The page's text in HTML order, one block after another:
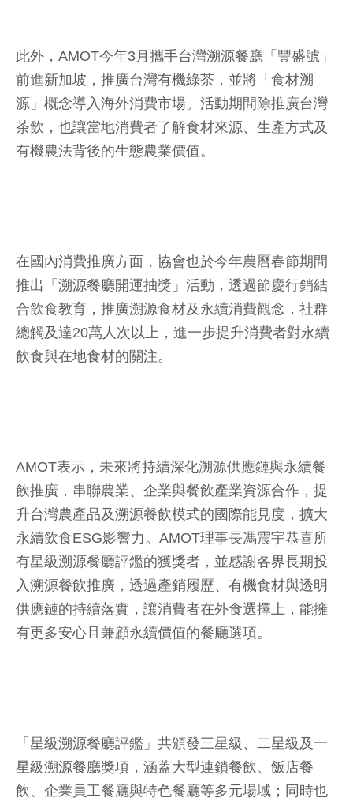
此外，AMOT今年3月攜手台灣溯源餐廳「豐盛號」
前進新加坡，推廣台灣有機綠茶，並將「食材溯
源」概念導入海外消費市場。活動期間除推廣台灣
茶飲，也讓當地消費者了解食材來源、生產方式及
有機農法背後的生態農業價值。
在國內消費推廣方面，協會也於今年農曆春節期間
推出「溯源餐廳開運抽獎」活動，透過節慶行銷結
合飲食教育，推廣溯源食材及永續消費觀念，社群
總觸及達20萬人次以上，進一步提升消費者對永續
飲食與在地食材的關注。
AMOT表示，未來將持續深化溯源供應鏈與永續餐
飲推廣，串聯農業、企業與餐飲產業資源合作，提
升台灣農產品及溯源餐飲模式的國際能見度，擴大
永續飲食ESG影響力。AMOT理事長馮震宇恭喜所
有星級溯源餐廳評鑑的獲獎者，並感謝各界長期投
入溯源餐飲推廣，透過產銷履歷、有機食材與透明
供應鏈的持續落實，讓消費者在外食選擇上，能擁
有更多安心且兼顧永續價值的餐廳選項。
「星級溯源餐廳評鑑」共頒發三星級、二星級及一
星級溯源餐廳獎項，涵蓋大型連鎖餐飲、飯店餐
飲、企業員工餐廳與特色餐廳等多元場域；同時也